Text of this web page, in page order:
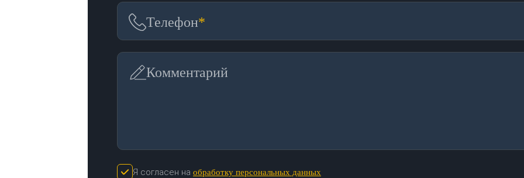
Телефон*
Комментарий
Я согласен на обработку персональных данных